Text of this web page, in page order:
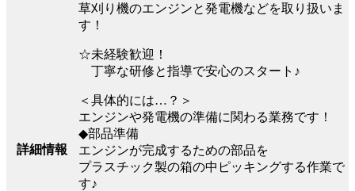
詳細情報
草刈り機のエンジンと発電機などを取り扱いま
す！
☆未経験歓迎！
丁寧な研修と指導で安心のスタート♪
＜具体的には…？＞
エンジンや発電機の準備に関わる業務です！
◆部品準備
エンジンが完成するための部品を
プラスチック製の箱の中ピッキングする作業で
す♪